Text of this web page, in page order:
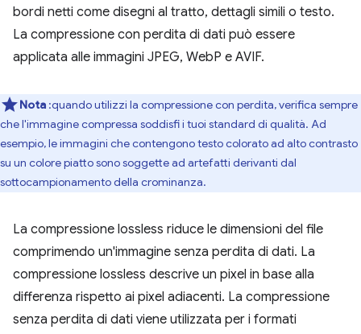
bordi netti come disegni al tratto, dettagli simili o testo.
La compressione con perdita di dati può essere
applicata alle immagini JPEG, WebP e AVIF.
Nota :quando utilizzi la compressione con perdita, verifica sempre
che l'immagine compressa soddisfi i tuoi standard di qualità. Ad
esempio, le immagini che contengono testo colorato ad alto contrasto
su un colore piatto sono soggette ad artefatti derivanti dal
sottocampionamento della crominanza.
La compressione lossless riduce le dimensioni del file
comprimendo un'immagine senza perdita di dati. La
compressione lossless descrive un pixel in base alla
differenza rispetto ai pixel adiacenti. La compressione
senza perdita di dati viene utilizzata per i formati